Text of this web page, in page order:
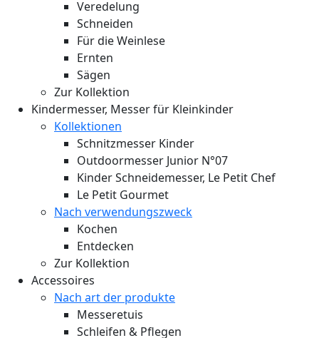
Veredelung
Schneiden
Für die Weinlese
Ernten
Sägen
Zur Kollektion
Kindermesser, Messer für Kleinkinder
Kollektionen
Schnitzmesser Kinder
Outdoormesser Junior N°07
Kinder Schneidemesser, Le Petit Chef
Le Petit Gourmet
Nach verwendungszweck
Kochen
Entdecken
Zur Kollektion
Accessoires
Nach art der produkte
Messeretuis
Schleifen & Pflegen